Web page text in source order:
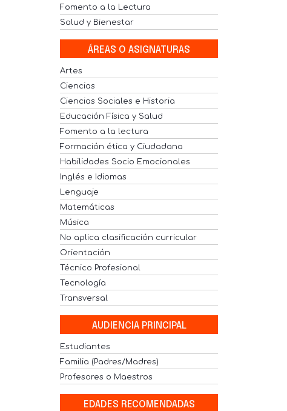
Fomento a la Lectura
Salud y Bienestar
ÁREAS O ASIGNATURAS
Artes
Ciencias
Ciencias Sociales e Historia
Educación Física y Salud
Fomento a la lectura
Formación ética y Ciudadana
Habilidades Socio Emocionales
Inglés e Idiomas
Lenguaje
Matemáticas
Música
No aplica clasificación curricular
Orientación
Técnico Profesional
Tecnología
Transversal
AUDIENCIA PRINCIPAL
Estudiantes
Familia (Padres/Madres)
Profesores o Maestros
EDADES RECOMENDADAS